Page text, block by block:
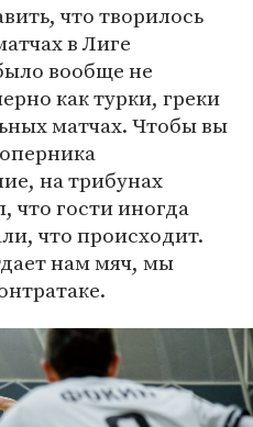
что творилось
в Лиге
вообще не
как турки, греки
матчах. Чтобы вы
на трибунах
что гости иногда
что происходит.
нам мяч, мы